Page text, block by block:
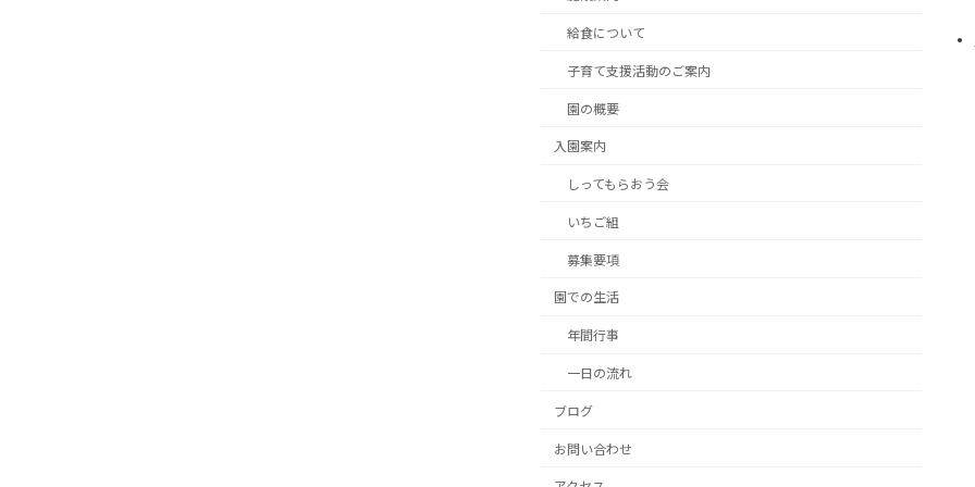
給食について
子育て支援活動のご案内
園の概要
入園案内
しってもらおう会
いちご組
募集要項
園での生活
年間行事
一日の流れ
ブログ
お問い合わせ